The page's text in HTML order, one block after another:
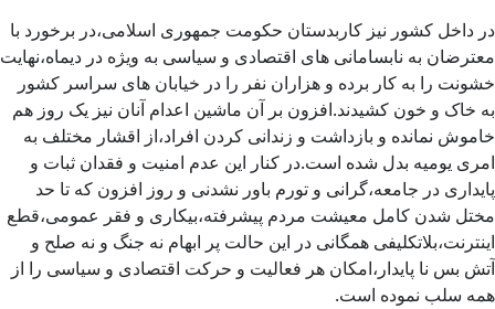
در داخل کشور نیز کاربدستان حکومت جمهوری اسلامی،در برخورد با
معترضان به نابسامانی های اقتصادی و سیاسی به ویژه در دیماه،نهایت
خشونت را به کار برده و هزاران نفر را در خیابان های سراسر کشور
به خاک و خون کشیدند.افزون بر آن ماشین اعدام آنان نیز یک روز هم
خاموش نمانده و بازداشت و زندانی کردن افراد،از اقشار مختلف به
امری یومیه بدل شده است.در کنار این عدم امنیت و فقدان ثبات و
پایداری در جامعه،گرانی و تورم باور نشدنی و روز افزون که تا حد
مختل شدن کامل معیشت مردم پیشرفته،بیکاری و فقر عمومی،قطع
اینترنت،بلاتکلیفی همگانی در این حالت پر ابهام نه جنگ و نه صلح و
آتش بس نا پایدار،امکان هر فعالیت و حرکت اقتصادی و سیاسی را از
همه سلب نموده است.